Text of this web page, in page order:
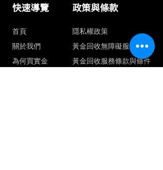
快速導覽
首頁
關於我們
為何買實金
政策與條款
隱私權政策
黃金回收無障礙服務聲明
黃金回收服務條款與條件